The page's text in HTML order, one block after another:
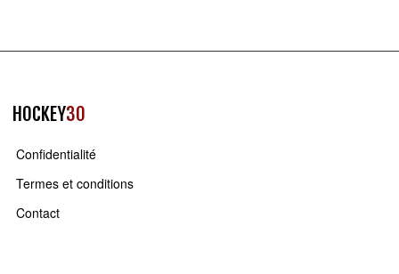
HOCKEY30
Confidentialité
Termes et conditions
Contact